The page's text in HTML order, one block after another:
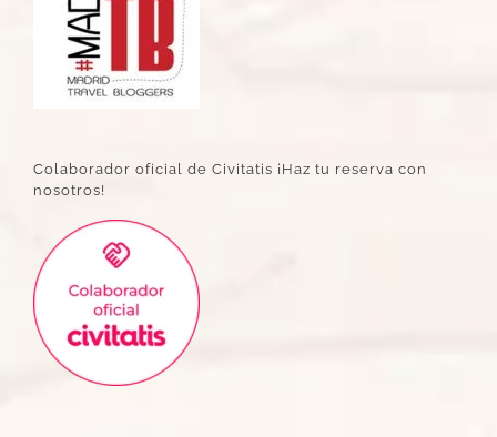
Colaborador oficial de Civitatis ¡Haz tu reserva con
nosotros!